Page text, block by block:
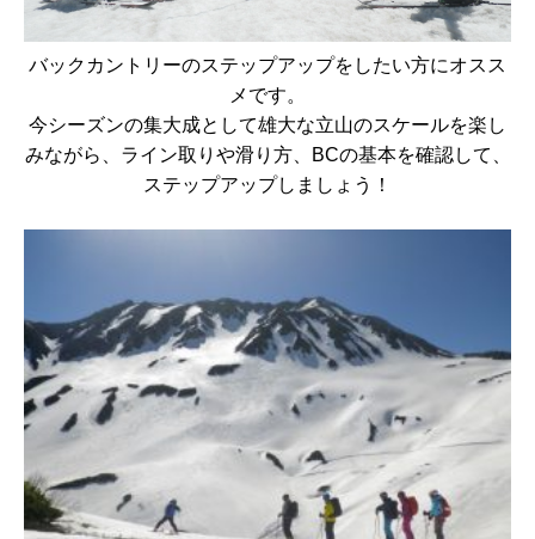
バックカントリーのステップアップをしたい方にオスス
メです。
今シーズンの集大成として雄大な立山のスケールを楽し
みながら、ライン取りや滑り方、BCの基本を確認して、
ステップアップしましょう！